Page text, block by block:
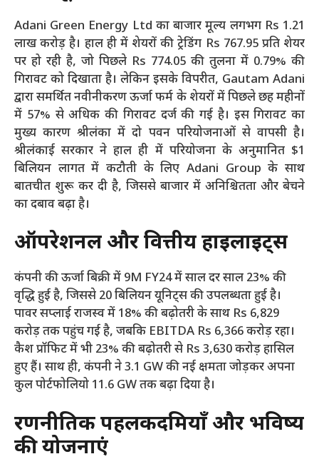
Adani Green Energy Ltd का बाजार मूल्य लगभग Rs 1.21
लाख करोड़ है। हाल ही में शेयरों की ट्रेडिंग Rs 767.95 प्रति शेयर
पर हो रही है, जो पिछले Rs 774.05 की तुलना में 0.79% की
गिरावट को दिखाता है। लेकिन इसके विपरीत, Gautam Adani
द्वारा समर्थित नवीनीकरण ऊर्जा फर्म के शेयरों में पिछले छह महीनों
में 57% से अधिक की गिरावट दर्ज की गई है। इस गिरावट का
मुख्य कारण श्रीलंका में दो पवन परियोजनाओं से वापसी है।
श्रीलंकाई सरकार ने हाल ही में परियोजना के अनुमानित $1
बिलियन लागत में कटौती के लिए Adani Group के साथ
बातचीत शुरू कर दी है, जिससे बाजार में अनिश्चितता और बेचने
का दबाव बढ़ा है।
ऑपरेशनल और वित्तीय हाइलाइट्स
कंपनी की ऊर्जा बिक्री में 9M FY24 में साल दर साल 23% की
वृद्धि हुई है, जिससे 20 बिलियन यूनिट्स की उपलब्धता हुई है।
पावर सप्लाई राजस्व में 18% की बढ़ोतरी के साथ Rs 6,829
करोड़ तक पहुंच गई है, जबकि EBITDA Rs 6,366 करोड़ रहा।
कैश प्रॉफिट में भी 23% की बढ़ोतरी से Rs 3,630 करोड़ हासिल
हुए हैं। साथ ही, कंपनी ने 3.1 GW की नई क्षमता जोड़कर अपना
कुल पोर्टफोलियो 11.6 GW तक बढ़ा दिया है।
रणनीतिक पहलकदमियाँ और भविष्य
की योजनाएं